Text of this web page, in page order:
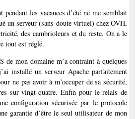
les vacances d’été ne me semblait
un serveur (sans doute virtuel) chez OVH,
des cambrioleurs et du reste. On a le
tout est réglé.
de mon domaine m’a contraint à quelques
installé un serveur Apache parfaitement
ne pas avoir à m’occuper de sa sécurité,
sur vingt-quatre. Enfin pour le relais de
configuration sécurisée par le protocole
garantie d’être le seul utilisateur de mon